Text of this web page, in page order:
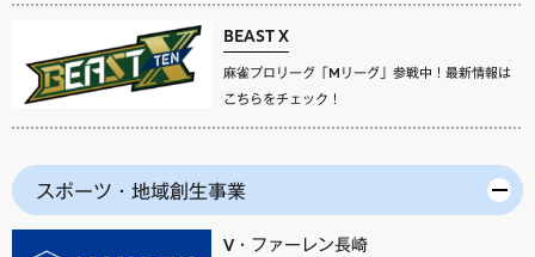
BEAST X
麻雀プロリーグ「Mリーグ」参戦中！最新情報は
こちらをチェック！
スポーツ・地域創生事業
V・ファーレン長崎